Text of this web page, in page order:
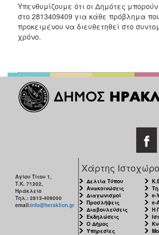
Υπενθυμίζουμε ότι οι Δημότες
στο 2813409409 για κάθε πρόβλημα
προκειμένου να διευθετηθεί στο
χρόνο.
Αγίου Τίτου 1,
Τ.Κ. 71202,
Ηράκλειο
Τηλ.: 2813-409000
email:info@heraklion.gr
Χάρτης
Δελτία Τύπου
Ανακοινώσεις
Διαγωνισμοί
Προσλήψεις
Διαβουλεύσεις
Εκδηλώσεις
Ο Δήμος
Υπηρεσίες
e-
e-
Η